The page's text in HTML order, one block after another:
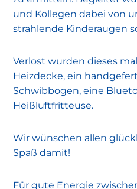
und Kollegen dabei von
strahlende Kinderaugen
Verlost wurden dieses
Heizdecke, ein
Schwibbogen, eine
Heißluftfritteuse.
Wir wünschen allen
Spaß damit!
Für gute Energie